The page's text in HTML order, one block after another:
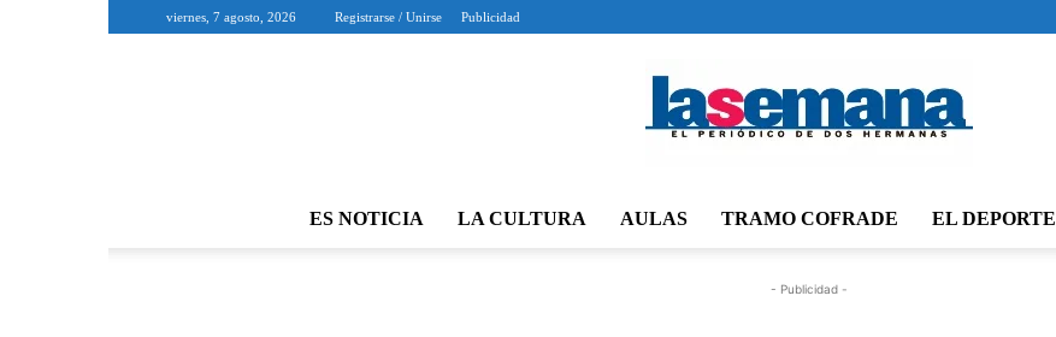
viernes, 7 agosto, 2026 Registrarse / Unirse Publicidad
ES NOTICIA LA CULTURA AULAS TRAMO COFRADE EL DEPORTE
- Publicidad -